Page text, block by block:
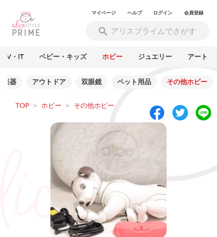
マイページ ヘルプ ログイン 会員登録
AV・IT ベビー・キッズ ホビー ジュエリー アート
楽器 アウトドア 双眼鏡 ペット用品 その他ホビー
TOP > ホビー > その他ホビー